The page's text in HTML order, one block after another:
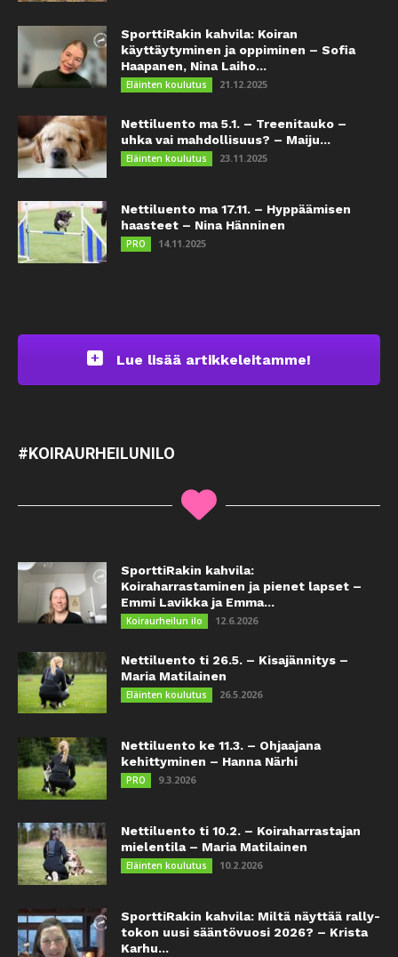
SporttiRakin kahvila: Koiran
käyttäytyminen ja oppiminen – Sofia
Haapanen, Nina Laiho...
Eläinten koulutus 21.12.2025
Nettiluento ma 5.1. – Treenitauko –
uhka vai mahdollisuus? – Maiju...
Eläinten koulutus 23.11.2025
Nettiluento ma 17.11. – Hyppäämisen
haasteet – Nina Hänninen
PRO 14.11.2025
Lue lisää artikkeleitamme!
#KOIRAURHEILUNILO
SporttiRakin kahvila:
Koiraharrastaminen ja pienet lapset –
Emmi Lavikka ja Emma...
Koiraurheilun ilo 12.6.2026
Nettiluento ti 26.5. – Kisajännitys –
Maria Matilainen
Eläinten koulutus 26.5.2026
Nettiluento ke 11.3. – Ohjaajana
kehittyminen – Hanna Närhi
PRO 9.3.2026
Nettiluento ti 10.2. – Koiraharrastajan
mielentila – Maria Matilainen
Eläinten koulutus 10.2.2026
SporttiRakin kahvila: Miltä näyttää rally-
tokon uusi sääntövuosi 2026? – Krista
Karhu...